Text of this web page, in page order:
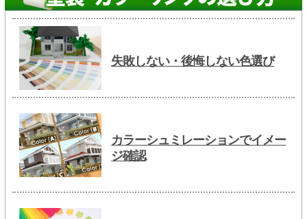
失敗しない・後悔しない色選び
カラーシュミレーションでイメー
ジ確認